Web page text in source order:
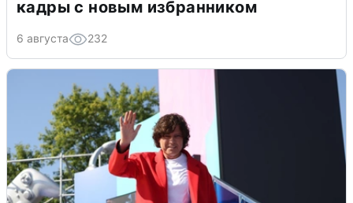
кадры с новым избранником
6 августа 232